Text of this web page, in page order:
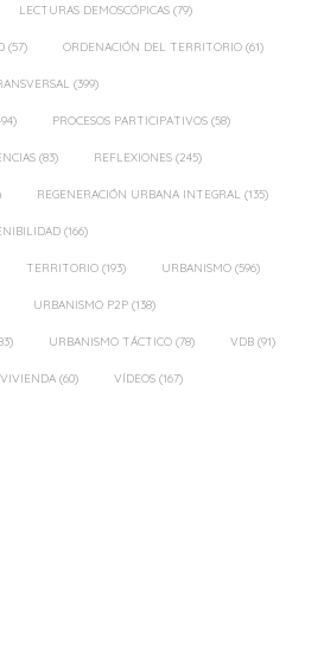
LECTURAS DEMOSCÓPICAS (79)
(57) ORDENACIÓN DEL TERRITORIO (61)
(399)
PROCESOS PARTICIPATIVOS (58)
(83) REFLEXIONES (245)
REGENERACIÓN URBANA INTEGRAL (135)
(166)
TERRITORIO (193) URBANISMO (596)
URBANISMO P2P (138)
URBANISMO TÁCTICO (78) VDB (91)
VIVIENDA (60) VÍDEOS (167)